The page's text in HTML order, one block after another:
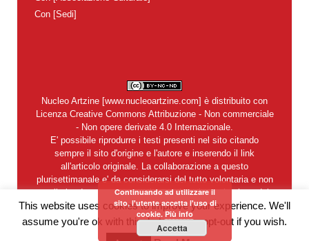
Con [Sedi]
Nucleo Artzine [www.nucleoartzine.com] è distribuito con
Licenza Creative Commons Attribuzione - Non commerciale
- Non opere derivate 4.0 Internazionale.
E' possibile riprodurre i testi presenti nel sito citando
sempre il sito d'origine e l'autore e inserendo il link
all'articolo originale. La collaborazione a questo
plurisettimanale e' da considerarsi del tutto volontaria e non
retribuita. In nessun caso si garantisce la restituzione dei
materiali inviati alla redazione. Del contenuto degli articoli e
degli annunci pubblicitari sono legalmente responsabili i
singoli autori.
This website uses cookies to improve your experience. We'll
assume you're ok with this, but you can opt-out if you wish.
Continuando ad utilizzare il
sito, l'utente accetta l'uso di
cookie.Più info
Accetta